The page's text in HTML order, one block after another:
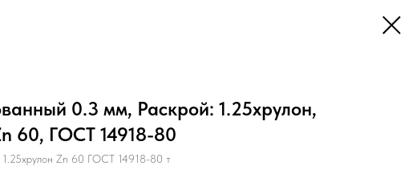
0.3 мм, Раскрой: 1.25хрулон,
60, ГОСТ 14918-80
Zn 60 ГОСТ 14918-80 т